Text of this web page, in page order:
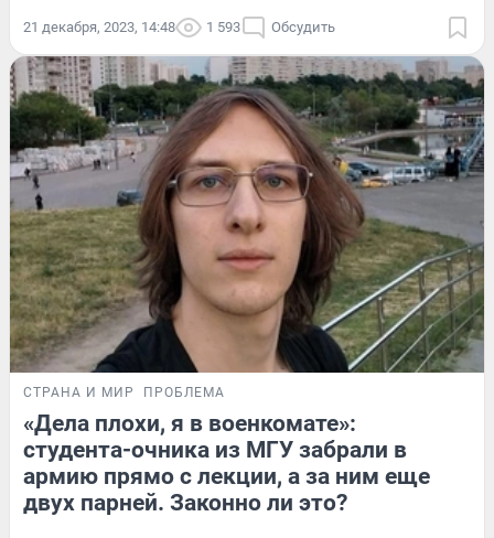
21 декабря, 2023, 14:48 1 593 Обсудить
СТРАНА И МИР ПРОБЛЕМА
«Дела плохи, я в военкомате»:
студента-очника из МГУ забрали в
армию прямо с лекции, а за ним еще
двух парней. Законно ли это?